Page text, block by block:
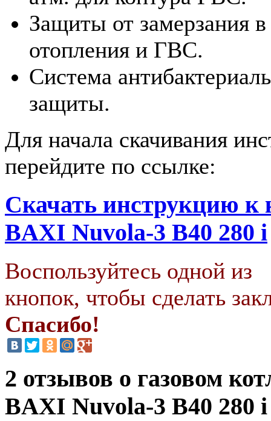
Защиты от замерзания в
отопления и ГВС.
Система
защиты.
Для начала скачивания
перейдите по ссылке:
Скачать инструкцию к
BAXI Nuvola-3 B40 280 i
Воспользуйтесь одной из
кнопок, чтобы сделать
Спасибо!
2 отзывов о газовом
BAXI Nuvola-3 B40 280 i